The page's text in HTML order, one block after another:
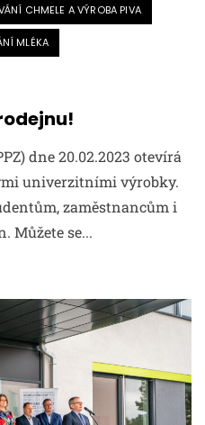
CHMELE A VÝROBA PIVA
MLÉKA
dne 20.02.2023 otevírá
univerzitními výrobky.
zaměstnancům i
Můžete se...